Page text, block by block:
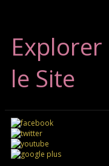
Explorer
le Site